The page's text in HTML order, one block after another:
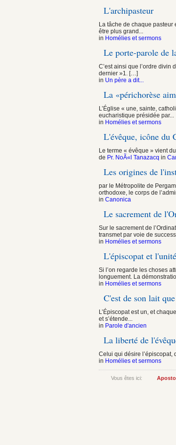
L'archipasteur
La tâche de chaque pasteur
être plus grand...
in Homélies et sermons
Le porte-parole de
C’est ainsi que l’ordre divin
dernier »1. […]
in Un père a dit...
La «périchorèse
L’Église « une, sainte,
eucharistique présidée par...
in Homélies et sermons
L'évêque, icône du
Le terme « évêque » vient
de Pr. NoÃ«l Tanazacq in
Les origines de
par le Métropolite de
orthodoxe, le corps de
in Canonica
Le sacrement de
Sur le sacrement de
transmet par voie de
in Homélies et sermons
L'épiscopat et
Si l’on regarde les choses
longuement. La
in Homélies et sermons
C'est de son lait
L’Épiscopat est un, et
et s’étende...
in Parole d'ancien
La liberté de
Celui qui désire
in Homélies et sermons
Vous êtes ici: